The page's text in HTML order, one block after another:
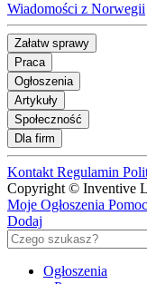
Wiadomości z Norwegii
Załatw sprawy
Praca
Ogłoszenia
Artykuły
Społeczność
Dla firm
Kontakt Regulamin
Copyright © Inventive
Moje Ogłoszenia Pomoc
Dodaj
Ogłoszenia